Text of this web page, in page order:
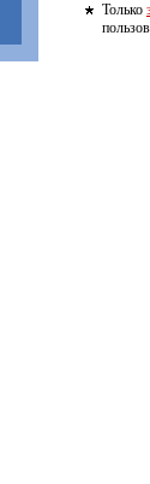
Только